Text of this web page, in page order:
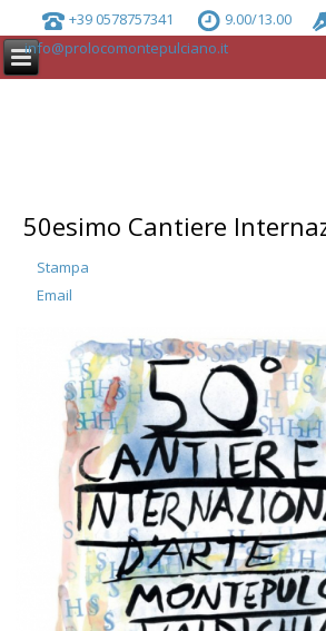
+39 0578757341
9.00/13.00
info@prolocomontepulciano.it
50esimo Cantiere
Stampa
Email